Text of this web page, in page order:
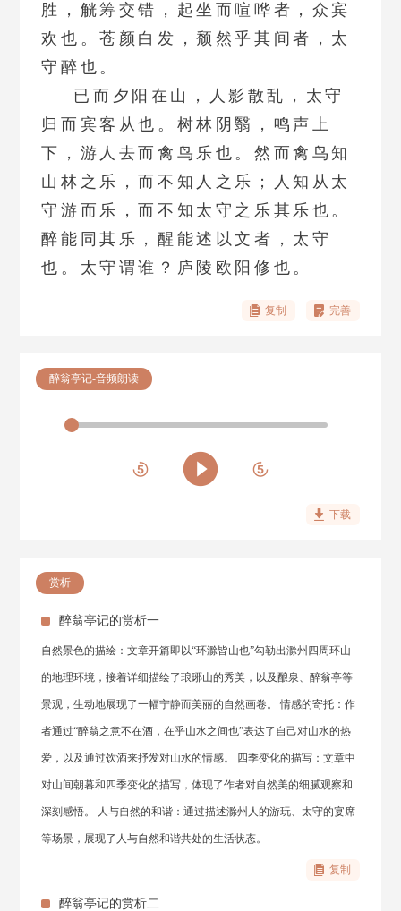
胜，觥筹交错，起坐而喧哗者，众宾
欢也。苍颜白发，颓然乎其间者，太
守醉也。
已而夕阳在山，人影散乱，太守
归而宾客从也。树林阴翳，鸣声上
下，游人去而禽鸟乐也。然而禽鸟知
山林之乐，而不知人之乐；人知从太
守游而乐，而不知太守之乐其乐也。
醉能同其乐，醒能述以文者，太守
也。太守谓谁？庐陵欧阳修也。
复制 完善
醉翁亭记-音频朗读
下载
赏析
醉翁亭记的赏析一
自然景色的描绘：文章开篇即以“环滁皆山也”勾勒出滁州四周环山
的地理环境，接着详细描绘了琅琊山的秀美，以及酿泉、醉翁亭等
景观，生动地展现了一幅宁静而美丽的自然画卷。 情感的寄托：作
者通过“醉翁之意不在酒，在乎山水之间也”表达了自己对山水的热
爱，以及通过饮酒来抒发对山水的情感。 四季变化的描写：文章中
对山间朝暮和四季变化的描写，体现了作者对自然美的细腻观察和
深刻感悟。 人与自然的和谐：通过描述滁州人的游玩、太守的宴席
等场景，展现了人与自然和谐共处的生活状态。
复制
醉翁亭记的赏析二